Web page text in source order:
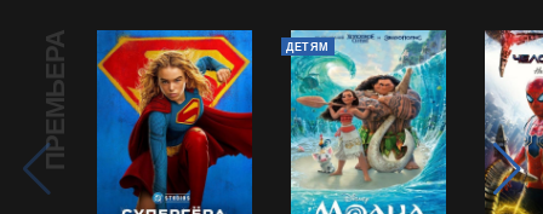
ПРЕМЬЕРА ДЕТЯМ